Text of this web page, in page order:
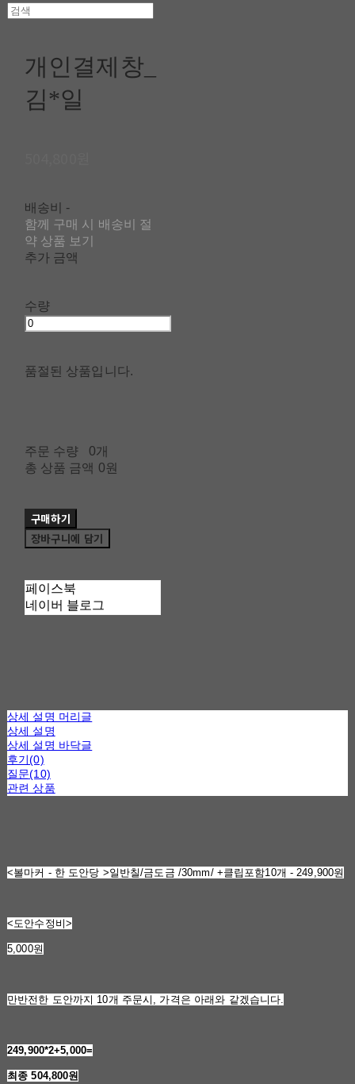
개인결제창_
김*일
배송비 -
함께 구매 시 배송비 절
약 상품 보기
추가 금액
수량
품절된 상품입니다.
주문 수량
0개
총 상품 금액 0원
구매하기
장바구니에 담기
페이스북
네이버 블로그
상세 설명 머리글
상세 설명
상세 설명 바닥글
후기(0)
질문(10)
관련 상품
<볼마커 - 한 도안당 >일반칠/금도금 /30mm/ +클립포함10개 - 249,900원
<도안수정비>
5,000원
만반전한 도안까지 10개 주문시, 가격은 아래와 같겠습니다.
249,900*2+5,000=
최종 504,800원